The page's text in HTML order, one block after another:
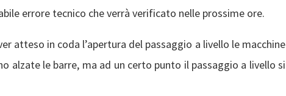
errore tecnico che verrà verificato nelle prossime ore.
atteso in coda l’apertura del passaggio a livello le macchine
alzate le barre, ma ad un certo punto il passaggio a livello si